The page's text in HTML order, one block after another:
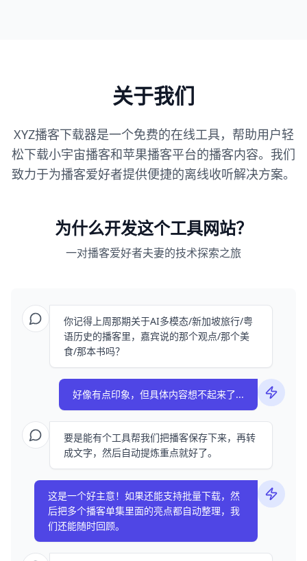
关于我们
XYZ播客下载器是一个免费的在线工具，帮助用户轻
松下载小宇宙播客和苹果播客平台的播客内容。我们
致力于为播客爱好者提供便捷的离线收听解决方案。
为什么开发这个工具网站？
一对播客爱好者夫妻的技术探索之旅
你记得上周那期关于AI多模态/新加坡旅行/粤
语历史的播客里，嘉宾说的那个观点/那个美
食/那本书吗？
好像有点印象，但具体内容想不起来了...
要是能有个工具帮我们把播客保存下来，再转
成文字，然后自动提炼重点就好了。
这是一个好主意！如果还能支持批量下载，然
后把多个播客单集里面的亮点都自动整理，我
们还能随时回顾。